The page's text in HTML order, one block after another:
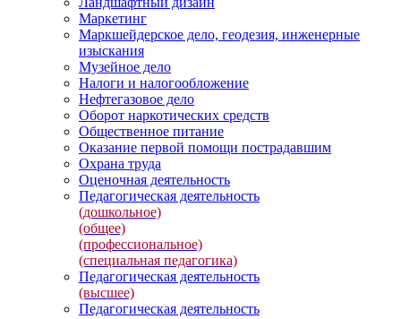
Маркетинг
Маркшейдерское дело, геодезия, инженерные
изыскания
Музейное дело
Налоги и налогообложение
Нефтегазовое дело
Оборот наркотических средств
Общественное питание
Оказание первой помощи пострадавшим
Охрана труда
Оценочная деятельность
Педагогическая деятельность
(дошкольное)
(общее)
(профессиональное)
(специальная педагогика)
Педагогическая деятельность
(высшее)
Педагогическая деятельность